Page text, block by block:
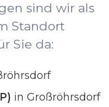
sind wir als
Standort
Sie da:
in Großröhrsdorf